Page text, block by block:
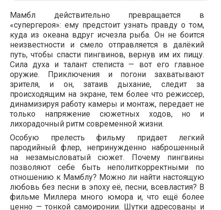
Мамбл действительно превращается в
«супергероя»: ему предстоит узнать правду о том,
куда из океана вдруг исчезла рыба. Он не боится
неизвестности и смело отправляется в далёкий
путь, чтобы спасти пингвинов, вернув им их пищу.
Сила духа и талант степиста — вот его главное
оружие. Приключения и погони захватывают
зрителя, и он, затаив дыхание, следит за
происходящим на экране, тем более что режиссер,
динамизируя работу камеры и монтаж, передает не
только напряжение сюжетных ходов, но и
лихорадочный ритм современной жизни.
Особую прелесть фильму придает легкий
пародийный флер, непринужденно наброшенный
на незамысловатый сюжет. Почему пингвины
позволяют себе быть неполиткорректными по
отношению к Мамблу? Можно ли найти настоящую
любовь без песни в эпоху её, песни, всевластия? В
фильме Миллера много юмора и, что ещё более
ценно — тонкой самоиронии. Шутки адресованы и